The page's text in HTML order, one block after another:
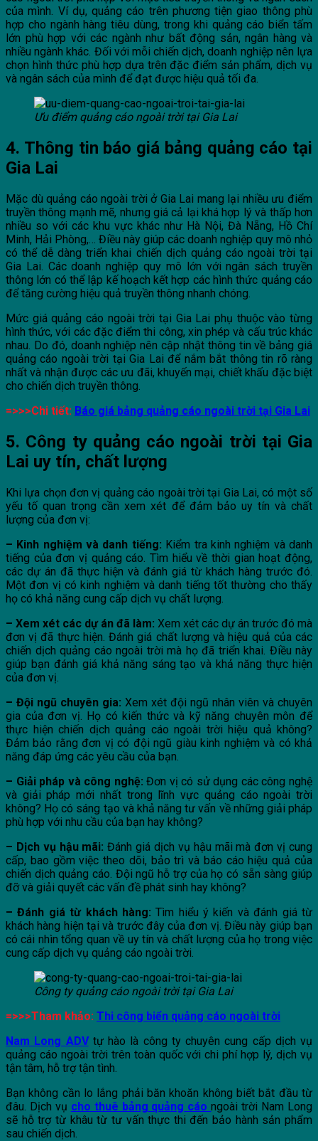
của mình. Ví dụ, quảng cáo trên phương tiện giao thông phù
hợp cho ngành hàng tiêu dùng, trong khi quảng cáo biển tấm
lớn phù hợp với các ngành như bất động sản, ngân hàng và
nhiều ngành khác. Đối với mỗi chiến dịch, doanh nghiệp nên lựa
chọn hình thức phù hợp dựa trên đặc điểm sản phẩm, dịch vụ
và ngân sách của mình để đạt được hiệu quả tối đa.
Ưu điểm quảng cáo ngoài trời tại Gia Lai
4. Thông tin báo giá bảng quảng cáo tại
Gia Lai
Mặc dù quảng cáo ngoài trời ở Gia Lai mang lại nhiều ưu điểm
truyền thông mạnh mẽ, nhưng giá cả lại khá hợp lý và thấp hơn
nhiều so với các khu vực khác như Hà Nội, Đà Nẵng, Hồ Chí
Minh, Hải Phòng,… Điều này giúp các doanh nghiệp quy mô nhỏ
có thể dễ dàng triển khai chiến dịch quảng cáo ngoài trời tại
Gia Lai. Các doanh nghiệp quy mô lớn với ngân sách truyền
thông lớn có thể lập kế hoạch kết hợp các hình thức quảng cáo
để tăng cường hiệu quả truyền thông nhanh chóng.
Mức giá quảng cáo ngoài trời tại Gia Lai phụ thuộc vào từng
hình thức, với các đặc điểm thi công, xin phép và cấu trúc khác
nhau. Do đó, doanh nghiệp nên cập nhật thông tin về bảng giá
quảng cáo ngoài trời tại Gia Lai để nắm bắt thông tin rõ ràng
nhất và nhận được các ưu đãi, khuyến mại, chiết khấu đặc biệt
cho chiến dịch truyền thông.
=>>>Chi tiết: Báo giá bảng quảng cáo ngoài trời tại Gia Lai
5. Công ty quảng cáo ngoài trời tại Gia
Lai uy tín, chất lượng
Khi lựa chọn đơn vị quảng cáo ngoài trời tại Gia Lai, có một số
yếu tố quan trọng cần xem xét để đảm bảo uy tín và chất
lượng của đơn vị:
– Kinh nghiệm và danh tiếng: Kiểm tra kinh nghiệm và danh
tiếng của đơn vị quảng cáo. Tìm hiểu về thời gian hoạt động,
các dự án đã thực hiện và đánh giá từ khách hàng trước đó.
Một đơn vị có kinh nghiệm và danh tiếng tốt thường cho thấy
họ có khả năng cung cấp dịch vụ chất lượng.
– Xem xét các dự án đã làm: Xem xét các dự án trước đó mà
đơn vị đã thực hiện. Đánh giá chất lượng và hiệu quả của các
chiến dịch quảng cáo ngoài trời mà họ đã triển khai. Điều này
giúp bạn đánh giá khả năng sáng tạo và khả năng thực hiện
của đơn vị.
– Đội ngũ chuyên gia: Xem xét đội ngũ nhân viên và chuyên
gia của đơn vị. Họ có kiến thức và kỹ năng chuyên môn để
thực hiện chiến dịch quảng cáo ngoài trời hiệu quả không?
Đảm bảo rằng đơn vị có đội ngũ giàu kinh nghiệm và có khả
năng đáp ứng các yêu cầu của bạn.
– Giải pháp và công nghệ:Đơn vị có sử dụng các công nghệ
và giải pháp mới nhất trong lĩnh vực quảng cáo ngoài trời
không? Họ có sáng tạo và khả năng tư vấn về những giải pháp
phù hợp với nhu cầu của bạn hay không?
– Dịch vụ hậu mãi:Đánh giá dịch vụ hậu mãi mà đơn vị cung
cấp, bao gồm việc theo dõi, bảo trì và báo cáo hiệu quả của
chiến dịch quảng cáo. Đội ngũ hỗ trợ của họ có sẵn sàng giúp
đỡ và giải quyết các vấn đề phát sinh hay không?
– Đánh giá từ khách hàng: Tìm hiểu ý kiến và đánh giá từ
khách hàng hiện tại và trước đây của đơn vị. Điều này giúp bạn
có cái nhìn tổng quan về uy tín và chất lượng của họ trong việc
cung cấp dịch vụ quảng cáo ngoài trời.
Công ty quảng cáo ngoài trời tại Gia Lai
=>>>Tham khảo: Thi công biển quảng cáo ngoài trời
Nam Long ADVtự hào là công ty chuyên cung cấp dịch vụ
quảng cáo ngoài trời trên toàn quốc với chi phí hợp lý, dịch vụ
tận tâm, hỗ trợ tận tình.
Bạn không cần lo lắng phải băn khoăn không biết bắt đầu từ
đâu. Dịch vụ cho thuê bảng quảng cáongoài trời Nam Long
sẽ hỗ trợ từ khâu từ tư vấn thực thi đến bảo hành sản phẩm
sau chiến dịch.